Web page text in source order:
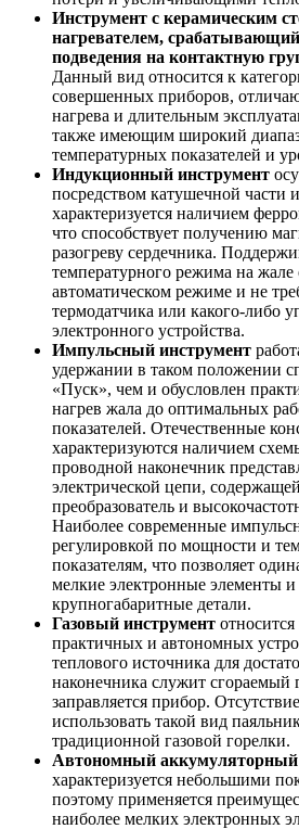
Инструмент с керамическим
нагревателем, срабатывающий
подведения на контактную
Данный вид относится к
совершенных приборов,
нагрева и длительным
также имеющим широкий
температурных показателей и
Индукционный инструмент
посредством катушечной части
характеризуется наличием
что способствует получению
разогреву сердечника.
температурного режима на жале
автоматическом режиме и не
термодатчика или какого-либо
электронного устройства.
Импульсный инструмент
удержании в таком положении
«Пуск», чем и обусловлен
нагрев жала до оптимальных
показателей. Отечественные
характеризуются наличием
проводной наконечник
электрической цепи,
преобразователь и
Наиболее современные
регулировкой по мощности и
показателям, что позволяет
мелкие электронные элементы и
крупногабаритные детали.
Газовый инструмент
практичных и автономных
теплового источника для
наконечника служит сгораемый
заправляется прибор.
использовать такой вид
традиционной газовой горелки.
Автономный аккумуляторный
характеризуется небольшими
поэтому применяется
наиболее мелких электронных